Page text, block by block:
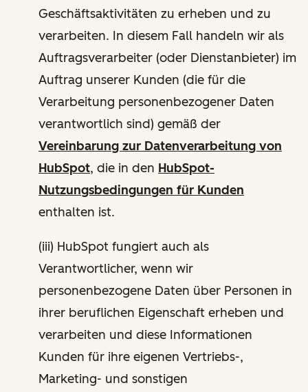
Geschäftsaktivitäten zu erheben und zu
verarbeiten. In diesem Fall handeln wir als
Auftragsverarbeiter (oder Dienstanbieter) im
Auftrag unserer Kunden (die für die
Verarbeitung personenbezogener Daten
verantwortlich sind) gemäß der
Vereinbarung zur Datenverarbeitung von
HubSpot, die in den HubSpot-
Nutzungsbedingungen für Kunden
enthalten ist.
(iii) HubSpot fungiert auch als
Verantwortlicher, wenn wir
personenbezogene Daten über Personen in
ihrer beruflichen Eigenschaft erheben und
verarbeiten und diese Informationen
Kunden für ihre eigenen Vertriebs-,
Marketing- und sonstigen